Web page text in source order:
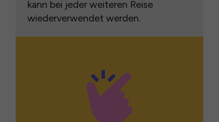
kann bei jeder weiteren Reise
wiederverwendet werden.